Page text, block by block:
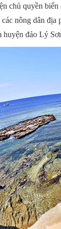
chủ quyền
nông dân
huyện đảo Lý